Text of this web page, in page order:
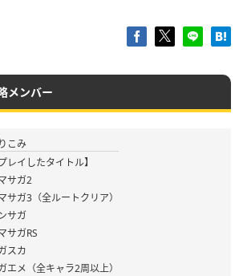
メンバー
こみ
プレイしたタイトル】
サガ2
サガ3（全ルートクリア）
サガ
サガRS
スカ
エメ（全キャラ2周以上）